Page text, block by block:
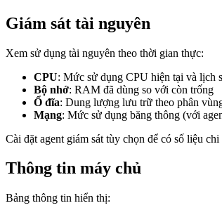
Giám sát tài nguyên
Xem sử dụng tài nguyên theo thời gian thực:
CPU: Mức sử dụng CPU hiện tại và lịch
Bộ nhớ: RAM đã dùng so với còn trống
Ổ đĩa: Dung lượng lưu trữ theo phân
Mạng: Mức sử dụng băng thông (với
Cài đặt agent giám sát tùy chọn để có số liệu
Thông tin máy chủ
Bảng thông tin hiển thị: